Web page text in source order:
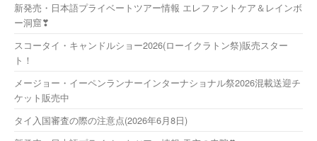
新発売・日本語プライベートツアー情報 エレファントケア＆レインボ
ー洞窟❣
スコータイ・キャンドルショー2026(ローイクラトン祭)販売スター
ト！
メージョー・イーペンランナーインターナショナル祭2026混載送迎チ
ケット販売中
タイ入国審査の際の注意点(2026年6月8日)